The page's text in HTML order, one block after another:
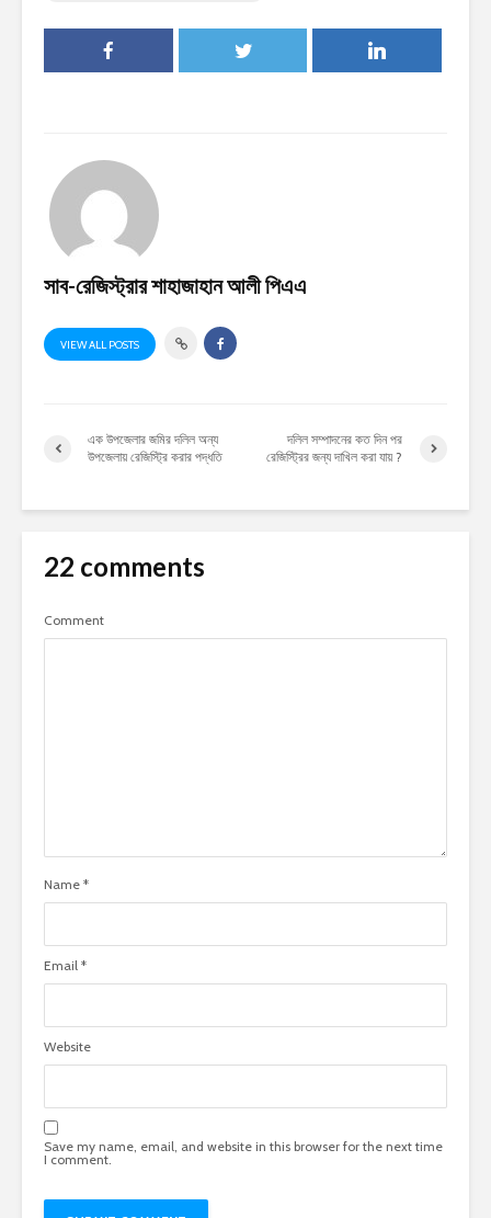
সাব-রেজিস্ট্রার শাহাজাহান আলী পিএএ
VIEW ALL POSTS
এক উপজেলার জমির দলিল অন্য
উপজেলায় রেজিস্ট্রি করার পদ্ধতি
দলিল সম্পাদনের কত দিন পর
রেজিস্ট্রির জন্য দাখিল করা যায় ?
22 comments
Comment
Name *
Email *
Website
Save my name, email, and website in this browser for the next time
I comment.